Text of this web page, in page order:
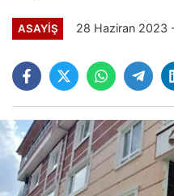
ASAYİŞ 28 Haziran 2023